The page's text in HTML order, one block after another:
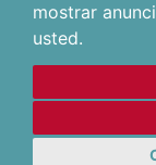
mostrar
usted.